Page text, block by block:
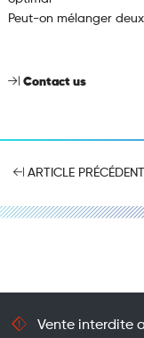
Peut-on mélanger
Contact us
ARTICLE PRÉCÉDENT
Vente interdite